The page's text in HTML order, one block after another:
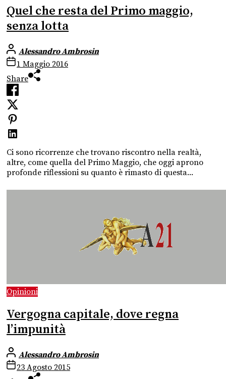
Quel che resta del Primo maggio,
senza lotta
Alessandro Ambrosin
1 Maggio 2016
Share
Ci sono ricorrenze che trovano riscontro nella realtà,
altre, come quella del Primo Maggio, che oggi aprono
profonde riflessioni su quanto è rimasto di questa...
Opinioni
Vergogna capitale, dove regna
l’impunità
Alessandro Ambrosin
23 Agosto 2015